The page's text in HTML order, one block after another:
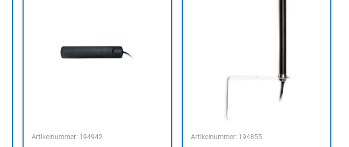
Artikelnummer: 194942 Artikelnummer: 194855